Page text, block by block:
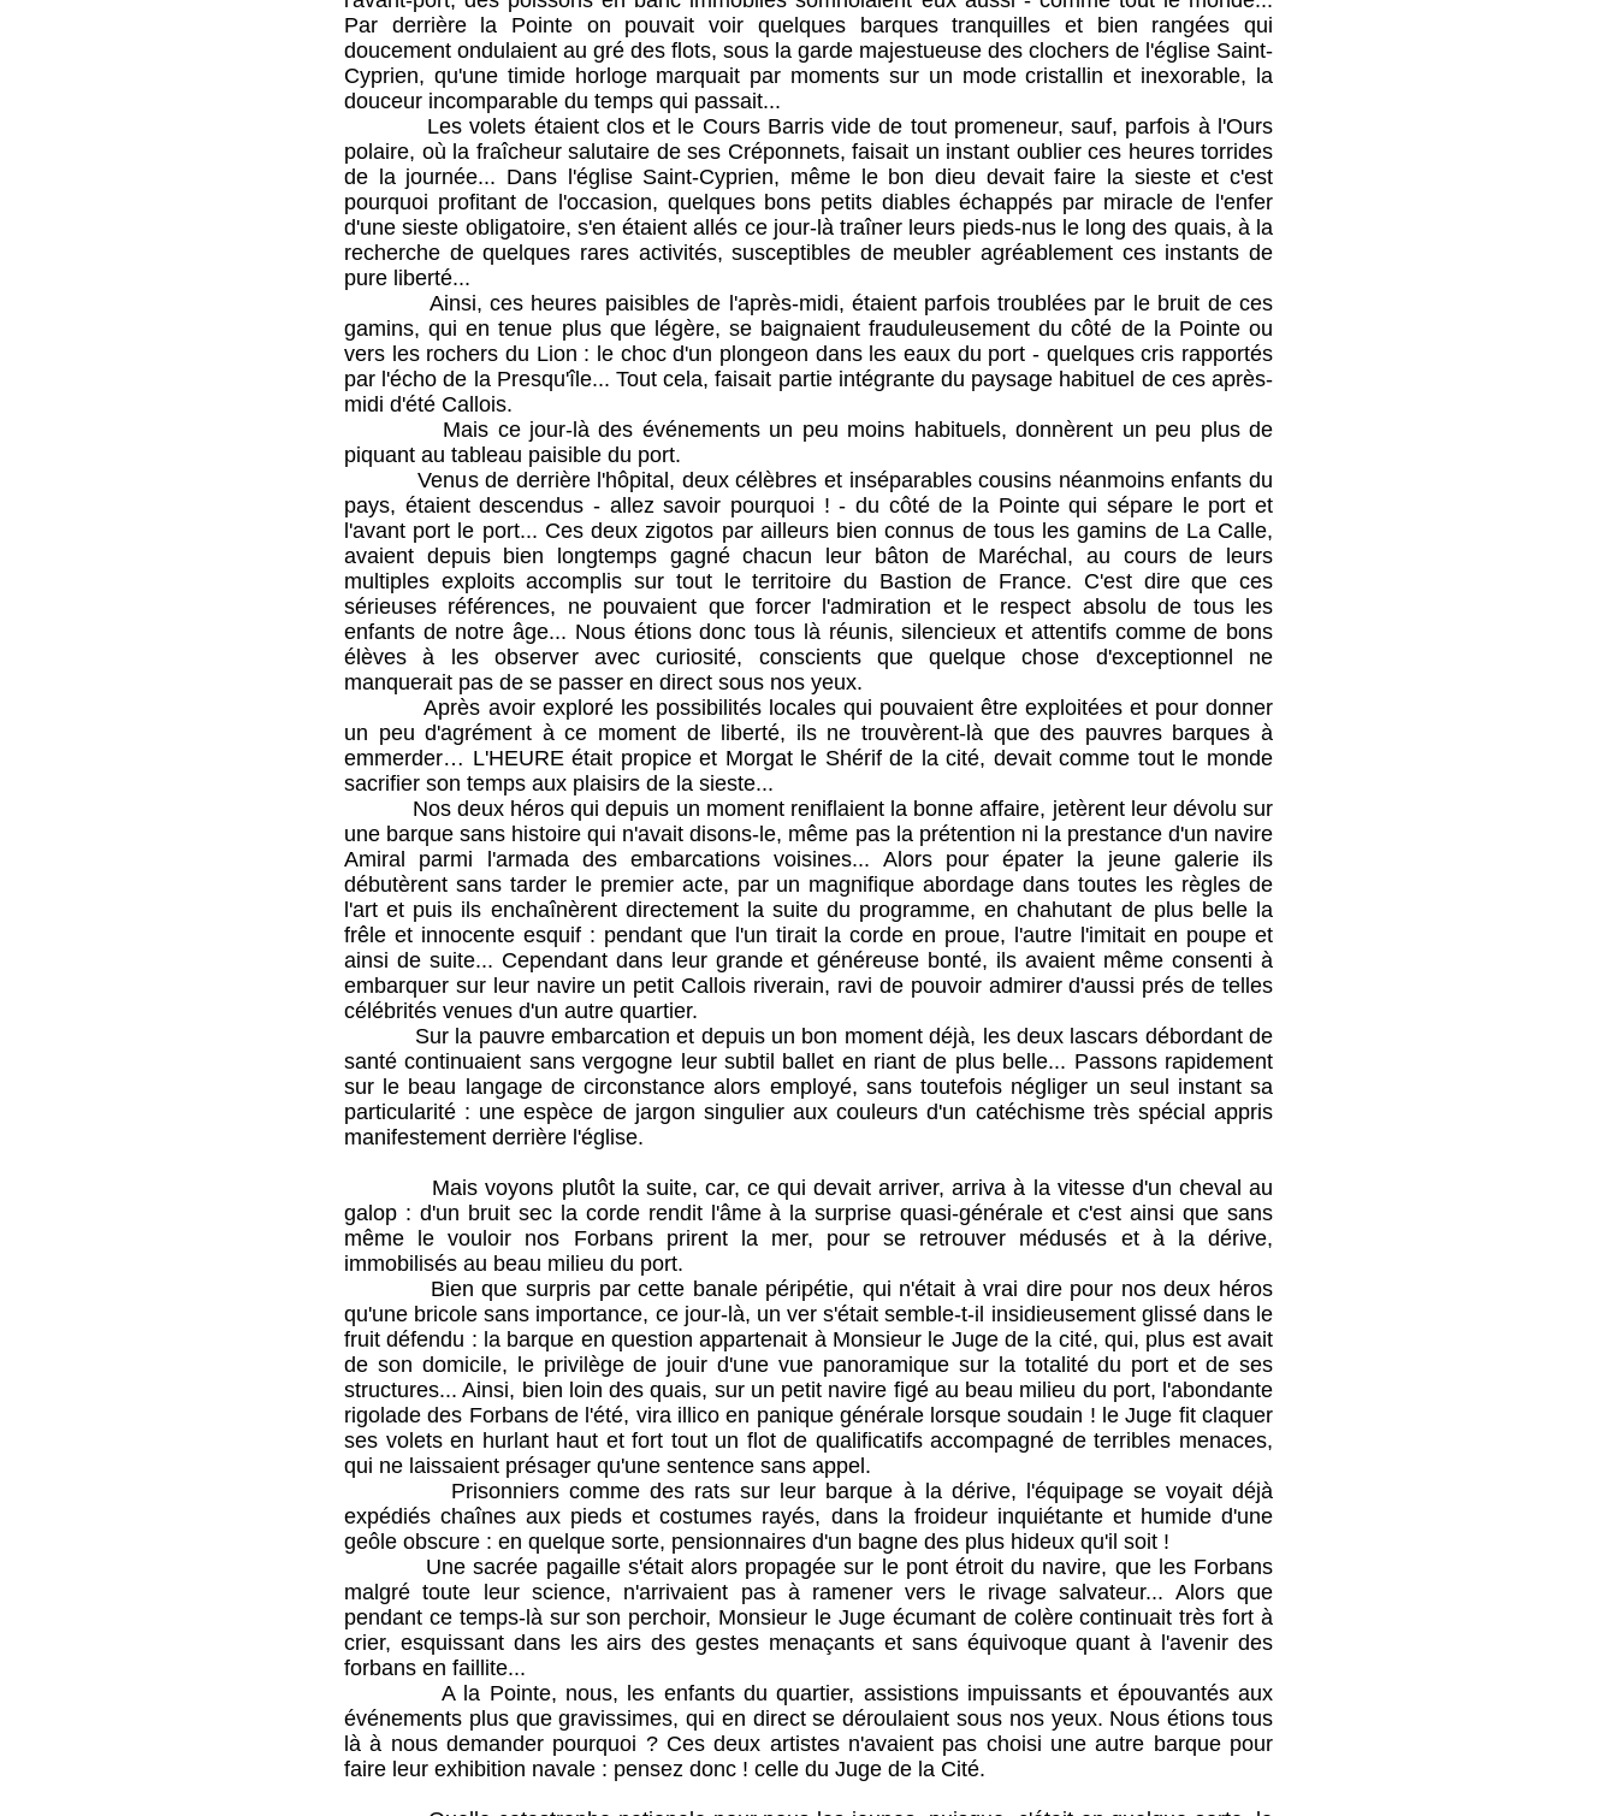
Par derrière la Pointe on pouvait voir quelques barques tranquilles et bien rangées qui
doucement ondulaient au gré des flots, sous la garde majestueuse des clochers de l'église Saint-
Cyprien, qu'une timide horloge marquait par moments sur un mode cristallin et inexorable, la
douceur incomparable du temps qui passait...
Les volets étaient clos et le Cours Barris vide de tout promeneur, sauf, parfois à l'Ours
polaire, où la fraîcheur salutaire de ses Créponnets, faisait un instant oublier ces heures torrides
de la journée... Dans l'église Saint-Cyprien, même le bon dieu devait faire la sieste et c'est
pourquoi profitant de l'occasion, quelques bons petits diables échappés par miracle de l'enfer
d'une sieste obligatoire, s'en étaient allés ce jour-là traîner leurs pieds-nus le long des quais, à la
recherche de quelques rares activités, susceptibles de meubler agréablement ces instants de
pure liberté...
Ainsi, ces heures paisibles de l'après-midi, étaient parfois troublées par le bruit de ces
gamins, qui en tenue plus que légère, se baignaient frauduleusement du côté de la Pointe ou
vers les rochers du Lion : le choc d'un plongeon dans les eaux du port - quelques cris rapportés
par l'écho de la Presqu'île... Tout cela, faisait partie intégrante du paysage habituel de ces après-
midi d'été Callois.
Mais ce jour-là des événements un peu moins habituels, donnèrent un peu plus de
piquant au tableau paisible du port.
Venus de derrière l'hôpital, deux célèbres et inséparables cousins néanmoins enfants du
pays, étaient descendus - allez savoir pourquoi ! - du côté de la Pointe qui sépare le port et
l'avant port le port... Ces deux zigotos par ailleurs bien connus de tous les gamins de La Calle,
avaient depuis bien longtemps gagné chacun leur bâton de Maréchal, au cours de leurs
multiples exploits accomplis sur tout le territoire du Bastion de France. C'est dire que ces
sérieuses références, ne pouvaient que forcer l'admiration et le respect absolu de tous les
enfants de notre âge... Nous étions donc tous là réunis, silencieux et attentifs comme de bons
élèves à les observer avec curiosité, conscients que quelque chose d'exceptionnel ne
manquerait pas de se passer en direct sous nos yeux.
Après avoir exploré les possibilités locales qui pouvaient être exploitées et pour donner
un peu d'agrément à ce moment de liberté, ils ne trouvèrent-là que des pauvres barques à
emmerder… L'HEURE était propice et Morgat le Shérif de la cité, devait comme tout le monde
sacrifier son temps aux plaisirs de la sieste...
Nos deux héros qui depuis un moment reniflaient la bonne affaire, jetèrent leur dévolu sur
une barque sans histoire qui n'avait disons-le, même pas la prétention ni la prestance d'un navire
Amiral parmi l'armada des embarcations voisines... Alors pour épater la jeune galerie ils
débutèrent sans tarder le premier acte, par un magnifique abordage dans toutes les règles de
l'art et puis ils enchaînèrent directement la suite du programme, en chahutant de plus belle la
frêle et innocente esquif : pendant que l'un tirait la corde en proue, l'autre l'imitait en poupe et
ainsi de suite... Cependant dans leur grande et généreuse bonté, ils avaient même consenti à
embarquer sur leur navire un petit Callois riverain, ravi de pouvoir admirer d'aussi prés de telles
célébrités venues d'un autre quartier.
Sur la pauvre embarcation et depuis un bon moment déjà, les deux lascars débordant de
santé continuaient sans vergogne leur subtil ballet en riant de plus belle... Passons rapidement
sur le beau langage de circonstance alors employé, sans toutefois négliger un seul instant sa
particularité : une espèce de jargon singulier aux couleurs d'un catéchisme très spécial appris
manifestement derrière l'église.
Mais voyons plutôt la suite, car, ce qui devait arriver, arriva à la vitesse d'un cheval au
galop : d'un bruit sec la corde rendit l'âme à la surprise quasi-générale et c'est ainsi que sans
même le vouloir nos Forbans prirent la mer, pour se retrouver médusés et à la dérive,
immobilisés au beau milieu du port.
Bien que surpris par cette banale péripétie, qui n'était à vrai dire pour nos deux héros
qu'une bricole sans importance, ce jour-là, un ver s'était semble-t-il insidieusement glissé dans le
fruit défendu : la barque en question appartenait à Monsieur le Juge de la cité, qui, plus est avait
de son domicile, le privilège de jouir d'une vue panoramique sur la totalité du port et de ses
structures... Ainsi, bien loin des quais, sur un petit navire figé au beau milieu du port, l'abondante
rigolade des Forbans de l'été, vira illico en panique générale lorsque soudain ! le Juge fit claquer
ses volets en hurlant haut et fort tout un flot de qualificatifs accompagné de terribles menaces,
qui ne laissaient présager qu'une sentence sans appel.
Prisonniers comme des rats sur leur barque à la dérive, l'équipage se voyait déjà
expédiés chaînes aux pieds et costumes rayés, dans la froideur inquiétante et humide d'une
geôle obscure : en quelque sorte, pensionnaires d'un bagne des plus hideux qu'il soit !
Une sacrée pagaille s'était alors propagée sur le pont étroit du navire, que les Forbans
malgré toute leur science, n'arrivaient pas à ramener vers le rivage salvateur... Alors que
pendant ce temps-là sur son perchoir, Monsieur le Juge écumant de colère continuait très fort à
crier, esquissant dans les airs des gestes menaçants et sans équivoque quant à l'avenir des
forbans en faillite...
A la Pointe, nous, les enfants du quartier, assistions impuissants et épouvantés aux
événements plus que gravissimes, qui en direct se déroulaient sous nos yeux. Nous étions tous
là à nous demander pourquoi ? Ces deux artistes n'avaient pas choisi une autre barque pour
faire leur exhibition navale : pensez donc ! celle du Juge de la Cité.